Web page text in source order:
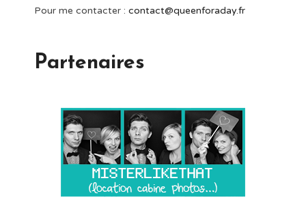
Pour me contacter : contact@queenforaday.fr
Partenaires